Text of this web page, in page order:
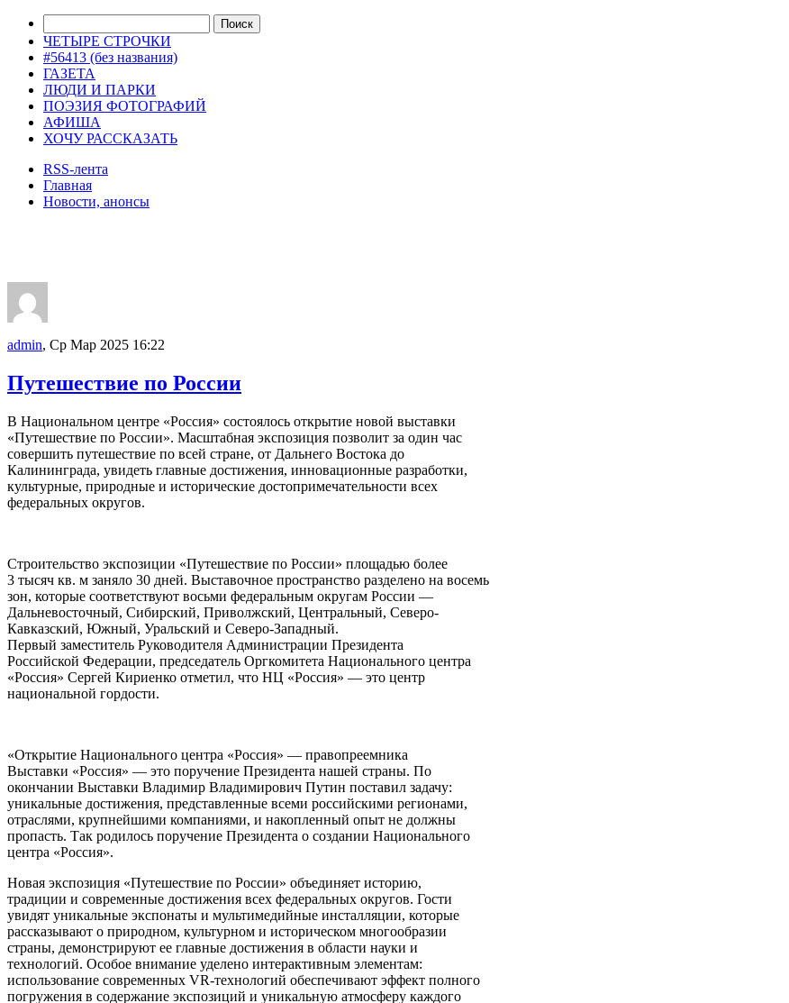
ЧЕТЫРЕ СТРОЧКИ
#56413 (без названия)
ГАЗЕТА
ЛЮДИ И ПАРКИ
ПОЭЗИЯ ФОТОГРАФИЙ
АФИША
ХОЧУ РАССКАЗАТЬ
RSS-лента
Главная
Новости, анонсы
admin, Ср Мар 2025 16:22
Путешествие по России
В Национальном центре «Россия» состоялось открытие новой выставки
«Путешествие по России». Масштабная экспозиция позволит за один час
совершить путешествие по всей стране, от Дальнего Востока до
Калининграда, увидеть главные достижения, инновационные разработки,
культурные, природные и исторические достопримечательности всех
федеральных округов.
Строительство экспозиции «Путешествие по России» площадью более
3 тысяч кв. м заняло 30 дней. Выставочное пространство разделено на восемь
зон, которые соответствуют восьми федеральным округам России —
Дальневосточный, Сибирский, Приволжский, Центральный, Северо-
Кавказский, Южный, Уральский и Северо-Западный.
Первый заместитель Руководителя Администрации Президента
Российской Федерации, председатель Оргкомитета Национального центра
«Россия» Сергей Кириенко отметил, что НЦ «Россия» — это центр
национальной гордости.
«Открытие Национального центра «Россия» — правопреемника
Выставки «Россия» — это поручение Президента нашей страны. По
окончании Выставки Владимир Владимирович Путин поставил задачу:
уникальные достижения, представленные всеми российскими регионами,
отраслями, крупнейшими компаниями, и накопленный опыт не должны
пропасть. Так родилось поручение Президента о создании Национального
центра «Россия».
Новая экспозиция «Путешествие по России» объединяет историю,
традиции и современные достижения всех федеральных округов. Гости
увидят уникальные экспонаты и мультимедийные инсталляции, которые
рассказывают о природном, культурном и историческом многообразии
страны, демонстрируют ее главные достижения в области науки и
технологий. Особое внимание уделено интерактивным элементам:
использование современных VR-технологий обеспечивают эффект полного
погружения в содержание экспозиций и уникальную атмосферу каждого